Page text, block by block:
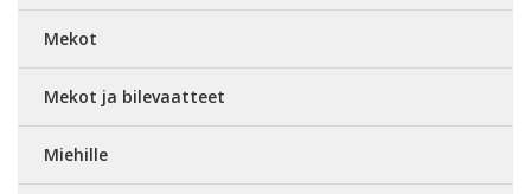
Mekot
Mekot ja bilevaatteet
Miehille